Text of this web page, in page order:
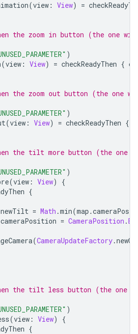
(view : View) =
the zoom in button (the one
)
(view : View) = checkReadyThen {
the zoom out button (the one
)
(view : View) = checkReadyThen {
the tilt more button (the one
)
(view : View)
{
{
= Math .min(map .
= CameraPosition .
(CameraUpdateFactory.
the tilt less button (the one
)
(view : View)
{
{